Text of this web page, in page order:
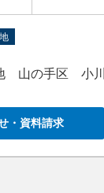
山の手区 小川
・資料請求